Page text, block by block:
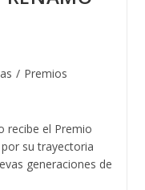
/ Premios
recibe el Premio
su trayectoria
generaciones de